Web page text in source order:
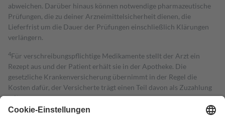
abweichen. Darüber hinaus können notwendige pharmazeutische
Prüfungen, die zu deiner Arzneimittelsicherheit dienen, die
Lieferfrist um die Dauer der Prüfungen einschließlich Klärungen
verlängern.
4Für verschreibungspflichtige Medikamente stellt der Arzt ein
Rezept aus und der Patient erhält sie in der Apotheke. Die
gesetzliche Krankenversicherung übernimmt in der Regel die
Kosten dafür, der Versicherte trägt einen Teil davon als Zuzahlung
mit.
Grundsätzlich leisten Mitglieder Zuzahlungen in Höhe von zehn